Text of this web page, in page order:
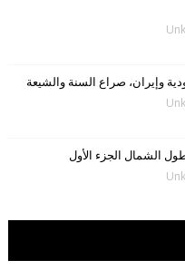
وإيران، صراع السنة والشيعة
الشمال الجزء الأول